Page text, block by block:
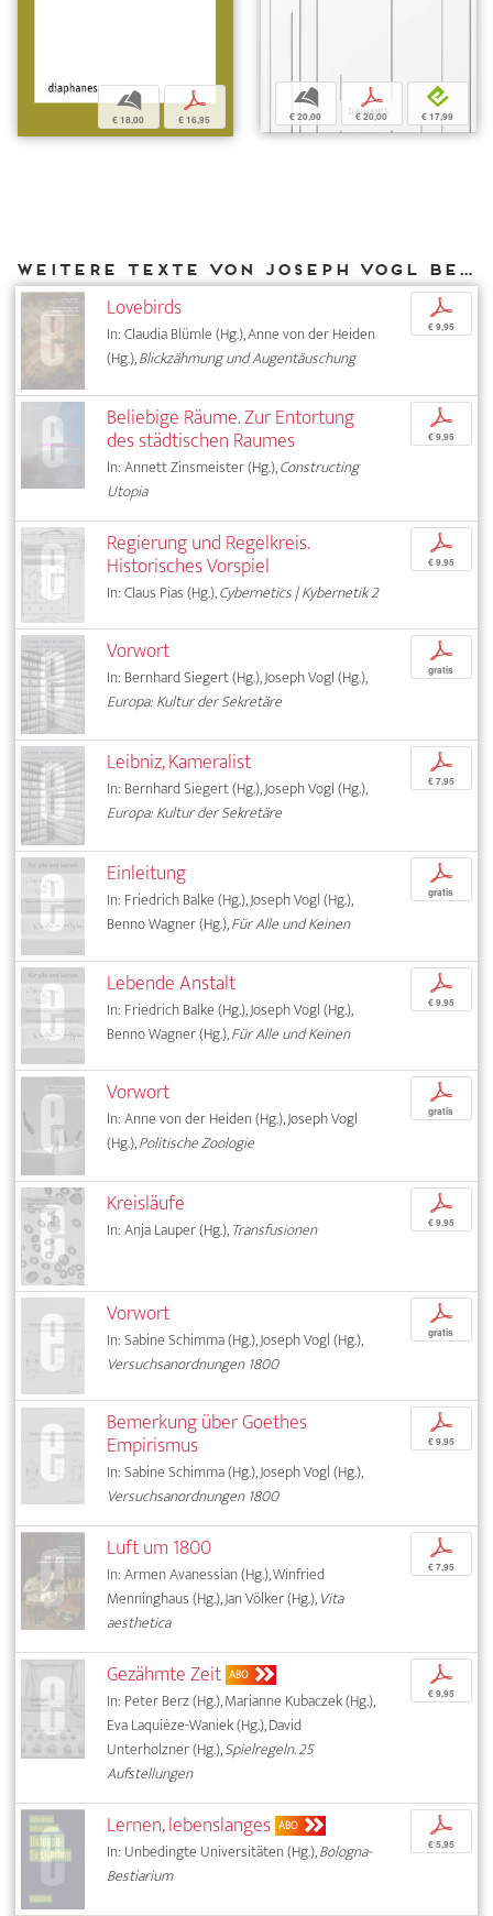
b
€ 18,00
p
€ 16,95
b
€ 20,00
p
€ 20,00
e
€ 17,99
Weitere Texte von Joseph Vogl bei DIAPHANES
Lovebirds
In: Claudia Blümle (Hg.), Anne von der Heiden
(Hg.),Blickzähmung und Augentäuschung
p
€ 9,95
Beliebige Räume. Zur Entortung
des städtischen Raumes
In: Annett Zinsmeister (Hg.),Constructing
Utopia
p
€ 9,95
Regierung und Regelkreis.
Historisches Vorspiel
In: Claus Pias (Hg.),Cybernetics | Kybernetik 2
p
€ 9,95
Vorwort
In: Bernhard Siegert (Hg.), Joseph Vogl (Hg.),
Europa: Kultur der Sekretäre
p
gratis
Leibniz, Kameralist
In: Bernhard Siegert (Hg.), Joseph Vogl (Hg.),
Europa: Kultur der Sekretäre
p
€ 7,95
Einleitung
In: Friedrich Balke (Hg.), Joseph Vogl (Hg.),
Benno Wagner (Hg.),Für Alle und Keinen
p
gratis
Lebende Anstalt
In: Friedrich Balke (Hg.), Joseph Vogl (Hg.),
Benno Wagner (Hg.),Für Alle und Keinen
p
€ 9,95
Vorwort
In: Anne von der Heiden (Hg.), Joseph Vogl
(Hg.),Politische Zoologie
p
gratis
Kreisläufe
In: Anja Lauper (Hg.),Transfusionen
p
€ 9,95
Vorwort
In: Sabine Schimma (Hg.), Joseph Vogl (Hg.),
Versuchsanordnungen 1800
p
gratis
Bemerkung über Goethes
Empirismus
In: Sabine Schimma (Hg.), Joseph Vogl (Hg.),
Versuchsanordnungen 1800
p
€ 9,95
Luft um 1800
In: Armen Avanessian (Hg.), Winfried
Menninghaus (Hg.), Jan Völker (Hg.),Vita
aesthetica
p
€ 7,95
Gezähmte Zeit ABO
In: Peter Berz (Hg.), Marianne Kubaczek (Hg.),
Eva Laquièze-Waniek (Hg.), David
Unterholzner (Hg.),Spielregeln. 25
Aufstellungen
p
€ 9,95
Lernen, lebenslanges ABO
In: Unbedingte Universitäten (Hg.),Bologna-
Bestiarium
p
€ 5,95